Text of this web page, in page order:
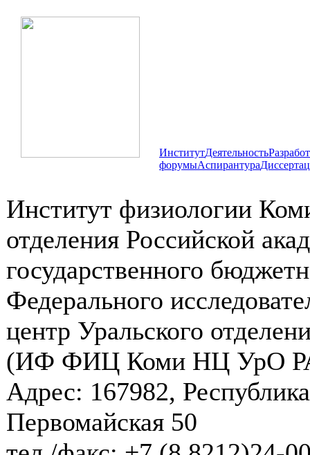
ИнститутДеятельность
форумыАспирантура
Институт физиологии
отделения Российской
государственного
Федерального
центр Уральского
(ИФ ФИЦ Коми НЦ УрО
Адрес: 167982,
Первомайская 50